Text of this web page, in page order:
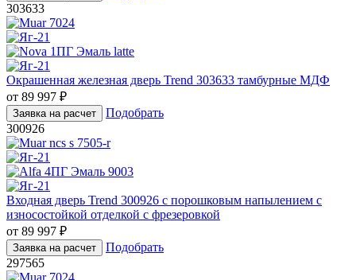
303633
Окрашенная железная дверь Trend 303633 тамбурные МДФ
от 89 997 ₽
Заявка на расчет
Подобрать
300926
Входная дверь Trend 300926 с порошковым напылением с
износостойкой отделкой с фрезеровкой
от 89 997 ₽
Заявка на расчет
Подобрать
297565